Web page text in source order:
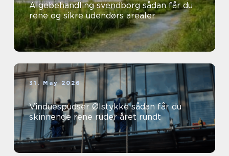
Algebehandling svendborg sådan får du
rene og sikre udendørs arealer
31. May 2026
Vinduespudser Ølstykke sådan får du
skinnende rene ruder året rundt